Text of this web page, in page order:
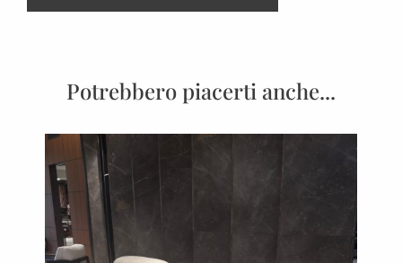
Potrebbero piacerti anche...